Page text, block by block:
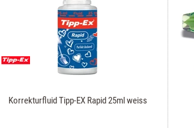
Korrekturfluid Tipp-EX Rapid 25ml weiss